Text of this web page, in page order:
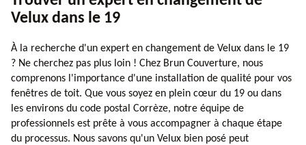
Velux dans le 19
À la recherche d'un expert en changement de Velux dans le 19
? Ne cherchez pas plus loin ! Chez Brun Couverture, nous
comprenons l'importance d'une installation de qualité pour vos
fenêtres de toit. Que vous soyez en plein cœur du 19 ou dans
les environs du code postal Corrèze, notre équipe de
professionnels est prête à vous accompagner à chaque étape
du processus. Nous savons qu'un Velux bien posé peut